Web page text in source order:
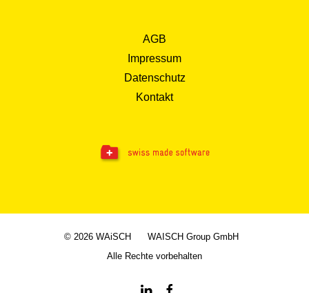
AGB
Impressum
Datenschutz
Kontakt
© 2026 WAiSCH
WAISCH Group GmbH
Alle Rechte vorbehalten